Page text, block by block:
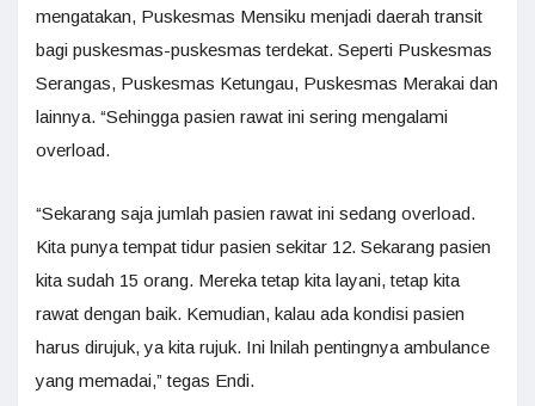
mengatakan, Puskesmas Mensiku menjadi daerah transit
bagi puskesmas-puskesmas terdekat. Seperti Puskesmas
Serangas, Puskesmas Ketungau, Puskesmas Merakai dan
lainnya. “Sehingga pasien rawat ini sering mengalami
overload.
“Sekarang saja jumlah pasien rawat ini sedang overload.
Kita punya tempat tidur pasien sekitar 12. Sekarang pasien
kita sudah 15 orang. Mereka tetap kita layani, tetap kita
rawat dengan baik. Kemudian, kalau ada kondisi pasien
harus dirujuk, ya kita rujuk. Ini lnilah pentingnya ambulance
yang memadai,” tegas Endi.